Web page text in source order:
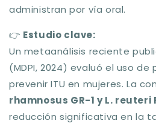
administran por vía oral.
👉 Estudio clave:
Un metaanálisis reciente
(MDPI, 2024) evaluó el uso
prevenir ITU en mujeres. La
rhamnosus GR-1 y L. reuteri
reducción significativa en la